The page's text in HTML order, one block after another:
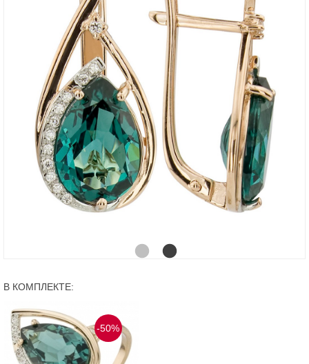
В КОМПЛЕКТЕ:
-50%